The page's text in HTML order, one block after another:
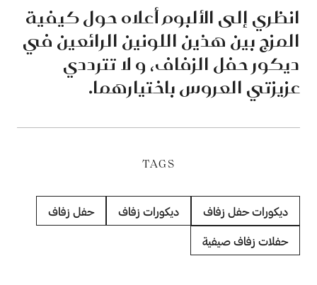
انظري إلى الألبوم أعلاه حول كيفية
المزج بين هذين اللونين الرائعين في
ديكور حفل الزفاف، و لا تترددي
عزيزتي العروس باختيارهما.
TAGS
ديكورات حفل زفاف ديكورات زفاف حفل زفاف
حفلات زفاف صيفية